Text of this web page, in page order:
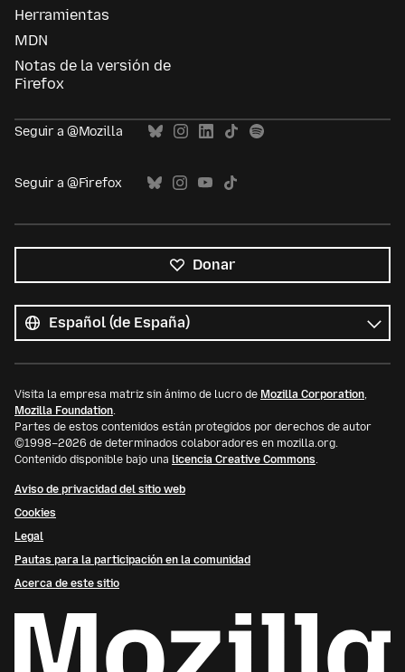
Herramientas
MDN
Notas de la versión de
Firefox
Seguir a @Mozilla
Seguir a @Firefox
Donar
los
idiomas
Idioma
Visita la empresa matriz sin ánimo de lucro de Mozilla Corporation,
Mozilla Foundation.
Partes de estos contenidos están protegidos por derechos de autor
©1998–2026 de determinados colaboradores en mozilla.org.
Contenido disponible bajo una licencia Creative Commons.
Aviso de privacidad del sitio web
Cookies
Legal
Pautas para la participación en la comunidad
Acerca de este sitio